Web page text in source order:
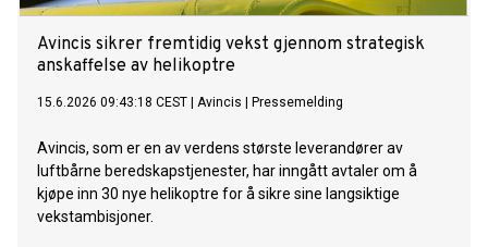
Avincis sikrer fremtidig vekst gjennom strategisk
anskaffelse av helikoptre
15.6.2026 09:43:18 CEST Avincis Pressemelding
Avincis, som er en av verdens største leverandører av
luftbårne beredskapstjenester, har inngått avtaler om å
kjøpe inn 30 nye helikoptre for å sikre sine langsiktige
vekstambisjoner.